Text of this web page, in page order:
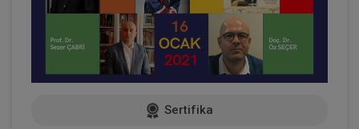
Sertifika